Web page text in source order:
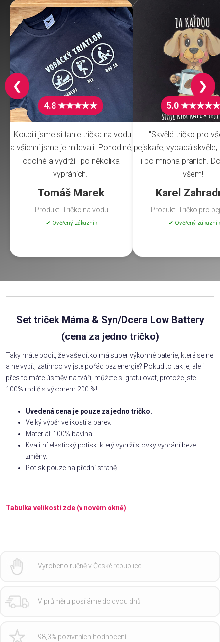
4.8 ★★★★★
"Koupili jsme si tahle trička na vodu
a všichni jsme je milovali. Pohodlné,
odolné a vydrží i po několika
vypráních."
Tomáš Marek
Produkt: Tričko na vodu
✔ Ověřený zákazník
5.0 ★★★★★
"Skvělé tričko pro
pejskaře, vypadá
i po mnoha praních.
všem!"
Karel
Produkt: Tričko pro
✔ Ověřený zákazník
❮ ❯
Set triček Máma & Syn/Dcera Low Battery
(cena za jedno tričko)
Taky máte pocit, že vaše dítko má super výkonné baterie, které se ne
a ne vybít, zatímco vy jste pořád bez energie? Pokud to tak je, ale i
přes to máte úsměv na tváři, můžete si gratulovat, protože jste
100% rodič s výkonem 200 %!
Uvedená cena je pouze za jedno tričko.
Velký výběr velikostí a barev.
Materiál: 100% bavlna.
Kvalitní elastický potisk. který vydrží stovky vyprání beze
změny.
Potisk pouze na přední straně.
Tabulka velikostí zde (v novém okně)
Vyrobeno ručně v České republice
V průměru posíláme do dvou dnů
98,3% pozivitních hodnocení